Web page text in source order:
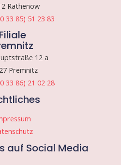
Rathenow
33 85) 51 23 83
Filiale
12 a
Premnitz
33 86) 21 02 28
auf Social Media